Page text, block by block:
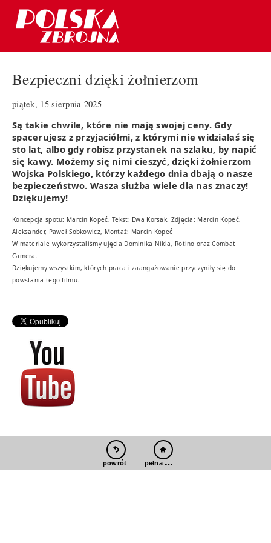
Bezpieczni dzięki żołnierzom
piątek, 15 sierpnia 2025
Są takie chwile, które nie mają swojej ceny. Gdy
spacerujesz z przyjaciółmi, z którymi nie widziałaś się
sto lat, albo gdy robisz przystanek na szlaku, by napić
się kawy. Możemy się nimi cieszyć, dzięki żołnierzom
Wojska Polskiego, którzy każdego dnia dbają o nasze
bezpieczeństwo. Wasza służba wiele dla nas znaczy!
Dziękujemy!
Koncepcja spotu: Marcin Kopeć, Tekst: Ewa Korsak, Zdjęcia: Marcin Kopeć,
Aleksander, Paweł Sobkowicz, Montaż: Marcin Kopeć
W materiale wykorzystaliśmy ujęcia Dominika Nikla, Rotino oraz Combat
Camera.
Dziękujemy wszystkim, których praca i zaangażowanie przyczyniły się do
powstania tego filmu.
powrót pełna wersja